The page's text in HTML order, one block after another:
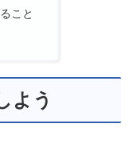
こと
よう